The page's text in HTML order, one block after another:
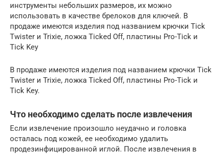
инструменты небольших размеров, их можно
использовать в качестве брелоков для ключей. В
продаже имеются изделия под названием крючки Tick
Twister и Trixie, ложка Ticked Off, пластины Pro-Tick и
Tick Key
В продаже имеются изделия под названием крючки Tick
Twister и Trixie, ложка Ticked Off, пластины Pro-Tick и
Tick Key.
Что необходимо сделать после извлечения
Если извлечение произошло неудачно и головка
осталась под кожей, ее необходимо удалить
продезинфицированной иглой. После извлечения в